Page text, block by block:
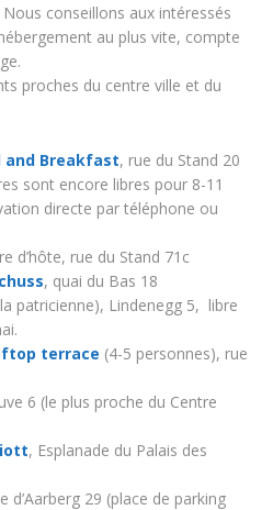
conseillons aux intéressés
au plus vite, compte
proches du centre ville et du
and Breakfast, rue du Stand 20
sont encore libres pour 8-11
directe par téléphone ou
d’hôte, rue du Stand 71c
, quai du Bas 18
patricienne), Lindenegg 5, libre
terrace (4-5 personnes), rue
6 (le plus proche du Centre
, Esplanade du Palais des
d’Aarberg 29 (place de parking